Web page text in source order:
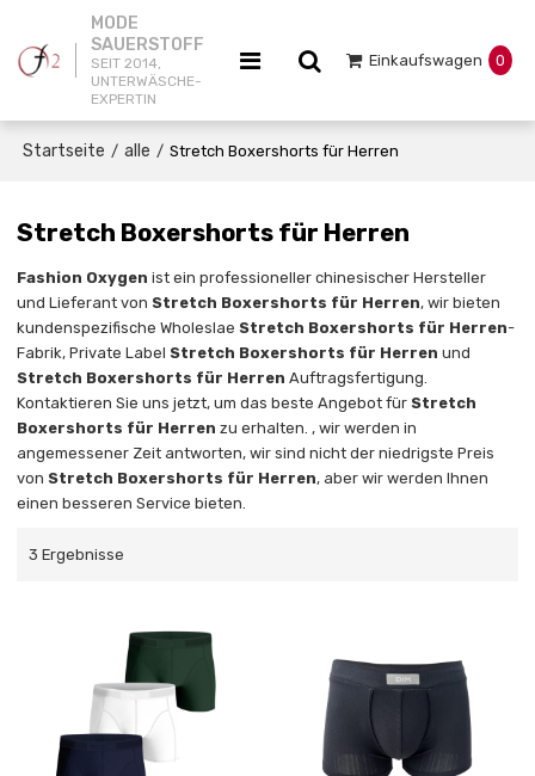
MODE
SAUERSTOFF
SEIT 2014,
UNTERWÄSCHE-
EXPERTIN
Einkaufswagen 0
Startseite / alle / Stretch Boxershorts für Herren
Stretch Boxershorts für Herren
Fashion Oxygen ist ein professioneller chinesischer Hersteller
und Lieferant vonStretch Boxershorts für Herren, wir bieten
kundenspezifische WholeslaeStretch Boxershorts für Herren-
Fabrik, Private LabelStretch Boxershorts für Herren und
Stretch Boxershorts für Herren Auftragsfertigung.
Kontaktieren Sie uns jetzt, um das beste Angebot fürStretch
Boxershorts für Herren zu erhalten. , wir werden in
angemessener Zeit antworten, wir sind nicht der niedrigste Preis
vonStretch Boxershorts für Herren, aber wir werden Ihnen
einen besseren Service bieten.
3 Ergebnisse